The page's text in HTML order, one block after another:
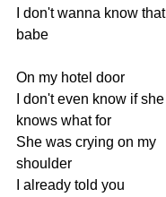
don't wanna know that
babe
On my hotel door
don't even know if she
knows what for
She was crying on my
shoulder
already told you